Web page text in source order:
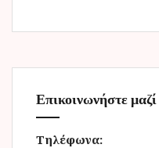
Επικοινωνήστε
Τηλέφωνα: